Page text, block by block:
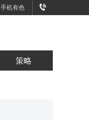
手机有色
策略